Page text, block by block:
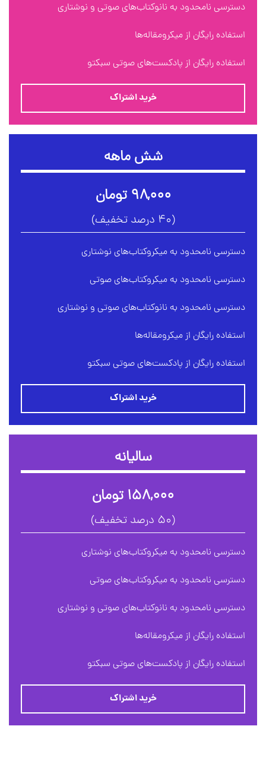
دسترسی نامحدود به نانوکتاب‌های صوتی و نوشتاری
استفاده رایگان از میکرومقاله‌ها
استفاده رایگان از پادکست‌های صوتی سبکتو
خرید اشتراک
شش ماهه
۹۸,۰۰۰ تومان
(۴۰ درصد تخفیف)
دسترسی نامحدود به میکروکتاب‌های نوشتاری
دسترسی نامحدود به میکروکتاب‌های صوتی
دسترسی نامحدود به نانوکتاب‌های صوتی و نوشتاری
استفاده رایگان از میکرومقاله‌ها
استفاده رایگان از پادکست‌های صوتی سبکتو
خرید اشتراک
سالیانه
۱۵۸,۰۰۰ تومان
(۵۰ درصد تخفیف)
دسترسی نامحدود به میکروکتاب‌های نوشتاری
دسترسی نامحدود به میکروکتاب‌های صوتی
دسترسی نامحدود به نانوکتاب‌های صوتی و نوشتاری
استفاده رایگان از میکرومقاله‌ها
استفاده رایگان از پادکست‌های صوتی سبکتو
خرید اشتراک